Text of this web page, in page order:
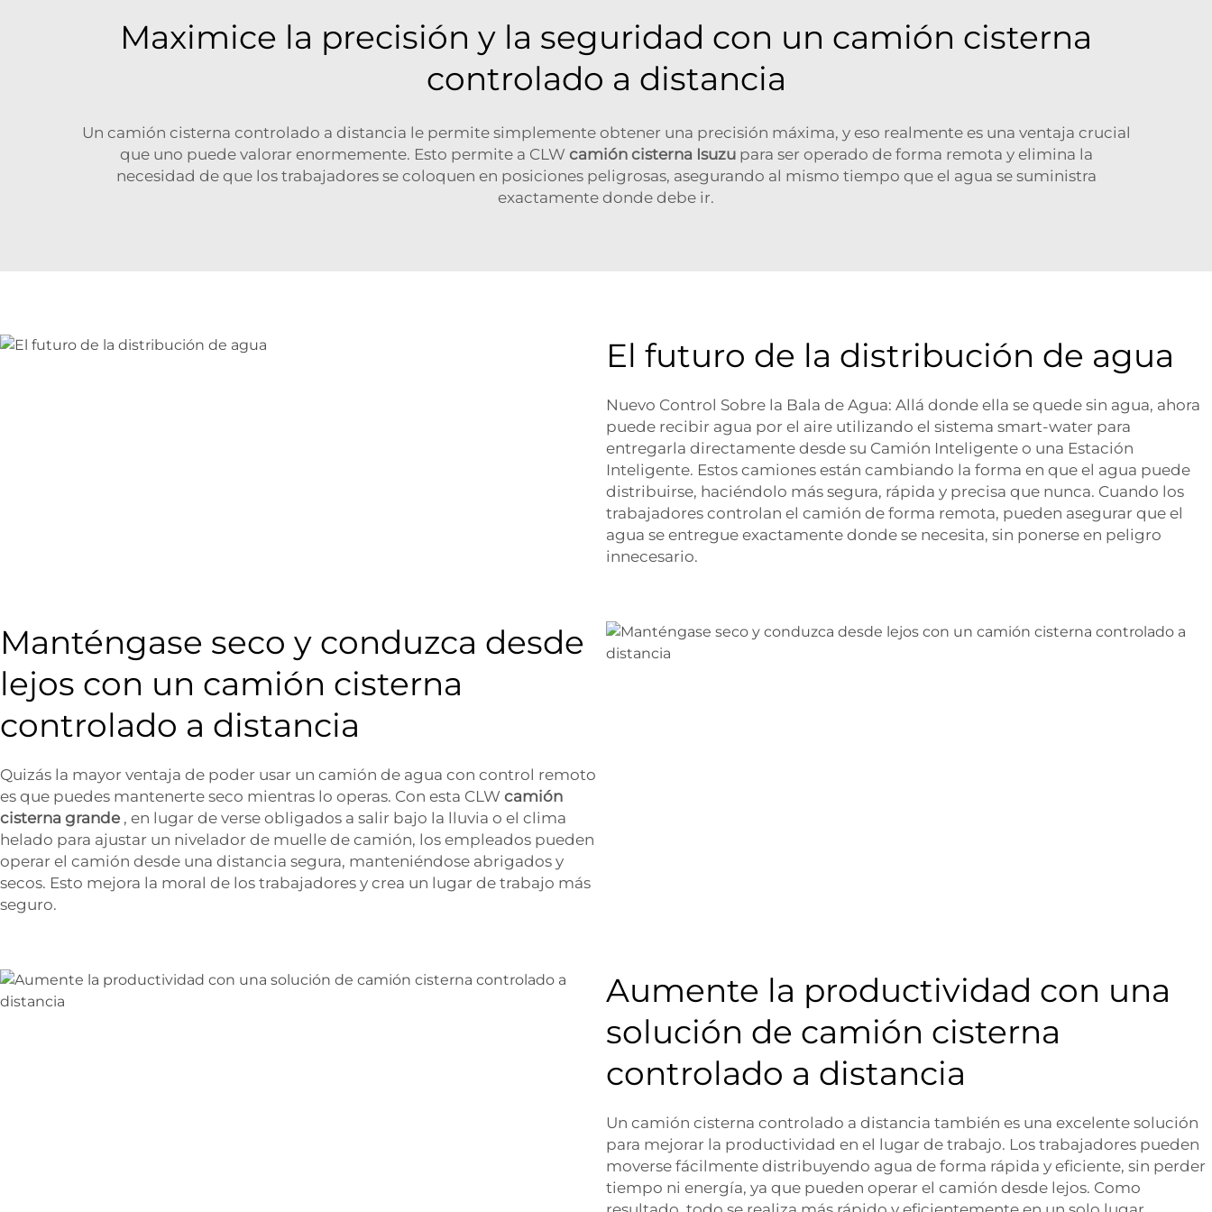
Maximice la precisión y la seguridad con un camión cisterna
controlado a distancia
Un camión cisterna controlado a distancia le permite simplemente obtener una precisión máxima, y eso realmente es una ventaja crucial
que uno puede valorar enormemente. Esto permite a CLW camión cisterna Isuzu para ser operado de forma remota y elimina la
necesidad de que los trabajadores se coloquen en posiciones peligrosas, asegurando al mismo tiempo que el agua se suministra
exactamente donde debe ir.
El futuro de la distribución de agua
Nuevo Control Sobre la Bala de Agua: Allá donde ella se quede sin agua, ahora
puede recibir agua por el aire utilizando el sistema smart-water para
entregarla directamente desde su Camión Inteligente o una Estación
Inteligente. Estos camiones están cambiando la forma en que el agua puede
distribuirse, haciéndolo más segura, rápida y precisa que nunca. Cuando los
trabajadores controlan el camión de forma remota, pueden asegurar que el
agua se entregue exactamente donde se necesita, sin ponerse en peligro
innecesario.
Manténgase seco y conduzca desde
lejos con un camión cisterna
controlado a distancia
Quizás la mayor ventaja de poder usar un camión de agua con control remoto
es que puedes mantenerte seco mientras lo operas. Con esta CLW camión
cisterna grande , en lugar de verse obligados a salir bajo la lluvia o el clima
helado para ajustar un nivelador de muelle de camión, los empleados pueden
operar el camión desde una distancia segura, manteniéndose abrigados y
secos. Esto mejora la moral de los trabajadores y crea un lugar de trabajo más
seguro.
Aumente la productividad con una
solución de camión cisterna
controlado a distancia
Un camión cisterna controlado a distancia también es una excelente solución
para mejorar la productividad en el lugar de trabajo. Los trabajadores pueden
moverse fácilmente distribuyendo agua de forma rápida y eficiente, sin perder
tiempo ni energía, ya que pueden operar el camión desde lejos. Como